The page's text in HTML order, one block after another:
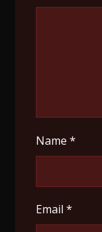
Name*
Email*